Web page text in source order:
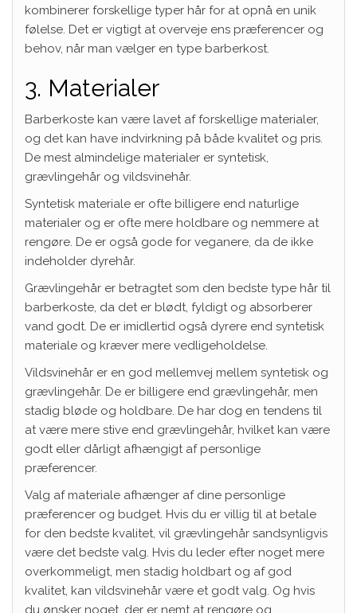
kombinerer forskellige typer hår for at opnå en unik
følelse. Det er vigtigt at overveje ens præferencer og
behov, når man vælger en type barberkost.
3. Materialer
Barberkoste kan være lavet af forskellige materialer,
og det kan have indvirkning på både kvalitet og pris.
De mest almindelige materialer er syntetisk,
grævlingehår og vildsvinehår.
Syntetisk materiale er ofte billigere end naturlige
materialer og er ofte mere holdbare og nemmere at
rengøre. De er også gode for veganere, da de ikke
indeholder dyrehår.
Grævlingehår er betragtet som den bedste type hår til
barberkoste, da det er blødt, fyldigt og absorberer
vand godt. De er imidlertid også dyrere end syntetisk
materiale og kræver mere vedligeholdelse.
Vildsvinehår er en god mellemvej mellem syntetisk og
grævlingehår. De er billigere end grævlingehår, men
stadig bløde og holdbare. De har dog en tendens til
at være mere stive end grævlingehår, hvilket kan være
godt eller dårligt afhængigt af personlige
præferencer.
Valg af materiale afhænger af dine personlige
præferencer og budget. Hvis du er villig til at betale
for den bedste kvalitet, vil grævlingehår sandsynligvis
være det bedste valg. Hvis du leder efter noget mere
overkommeligt, men stadig holdbart og af god
kvalitet, kan vildsvinehår være et godt valg. Og hvis